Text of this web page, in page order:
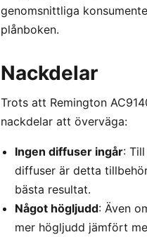
genomsnittliga
plånboken.
Nackdelar
Trots att Remington
nackdelar att överväga:
Ingen diffuser ingår:
diffuser är detta
bästa resultat.
Något högljudd: Även
mer högljudd jämfört